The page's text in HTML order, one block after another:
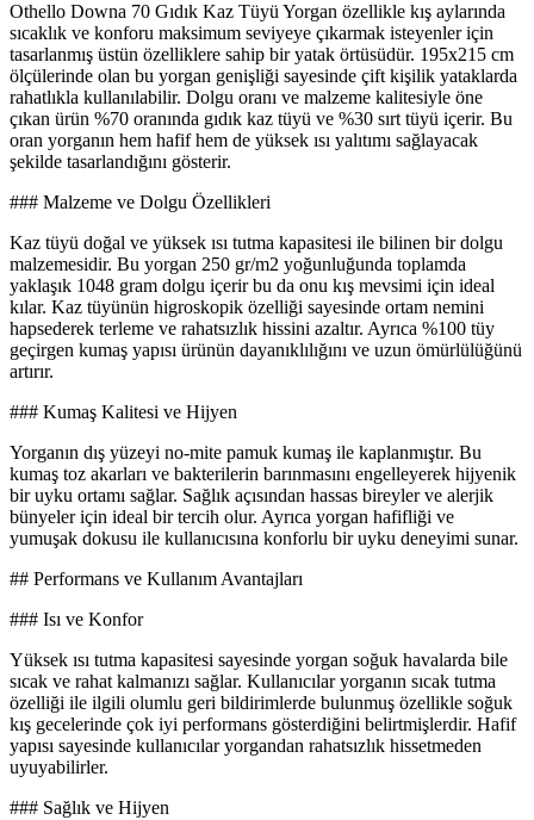
Othello Downa 70 Gıdık Kaz Tüyü Yorgan özellikle kış aylarında
sıcaklık ve konforu maksimum seviyeye çıkarmak isteyenler için
tasarlanmış üstün özelliklere sahip bir yatak örtüsüdür. 195x215 cm
ölçülerinde olan bu yorgan genişliği sayesinde çift kişilik yataklarda
rahatlıkla kullanılabilir. Dolgu oranı ve malzeme kalitesiyle öne
çıkan ürün %70 oranında gıdık kaz tüyü ve %30 sırt tüyü içerir. Bu
oran yorganın hem hafif hem de yüksek ısı yalıtımı sağlayacak
şekilde tasarlandığını gösterir.
### Malzeme ve Dolgu Özellikleri
Kaz tüyü doğal ve yüksek ısı tutma kapasitesi ile bilinen bir dolgu
malzemesidir. Bu yorgan 250 gr/m2 yoğunluğunda toplamda
yaklaşık 1048 gram dolgu içerir bu da onu kış mevsimi için ideal
kılar. Kaz tüyünün higroskopik özelliği sayesinde ortam nemini
hapsederek terleme ve rahatsızlık hissini azaltır. Ayrıca %100 tüy
geçirgen kumaş yapısı ürünün dayanıklılığını ve uzun ömürlülüğünü
artırır.
### Kumaş Kalitesi ve Hijyen
Yorganın dış yüzeyi no-mite pamuk kumaş ile kaplanmıştır. Bu
kumaş toz akarları ve bakterilerin barınmasını engelleyerek hijyenik
bir uyku ortamı sağlar. Sağlık açısından hassas bireyler ve alerjik
bünyeler için ideal bir tercih olur. Ayrıca yorgan hafifliği ve
yumuşak dokusu ile kullanıcısına konforlu bir uyku deneyimi sunar.
## Performans ve Kullanım Avantajları
### Isı ve Konfor
Yüksek ısı tutma kapasitesi sayesinde yorgan soğuk havalarda bile
sıcak ve rahat kalmanızı sağlar. Kullanıcılar yorganın sıcak tutma
özelliği ile ilgili olumlu geri bildirimlerde bulunmuş özellikle soğuk
kış gecelerinde çok iyi performans gösterdiğini belirtmişlerdir. Hafif
yapısı sayesinde kullanıcılar yorgandan rahatsızlık hissetmeden
uyuyabilirler.
### Sağlık ve Hijyen